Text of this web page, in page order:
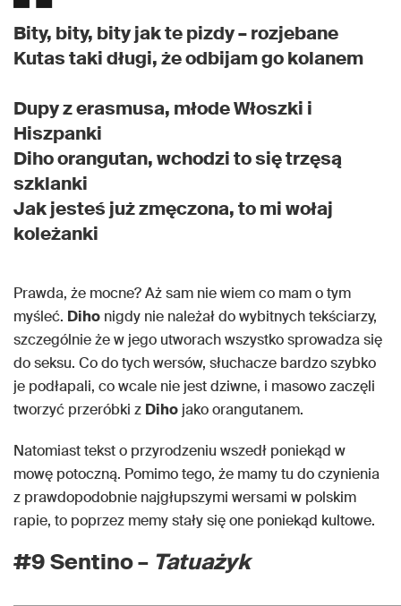
Bity, bity, bity jak te pizdy – rozjebane
Kutas taki długi, że odbijam go kolanem
Dupy z erasmusa, młode Włoszki i
Hiszpanki
Diho orangutan, wchodzi to się trzęsą
szklanki
Jak jesteś już zmęczona, to mi wołaj
koleżanki
Prawda, że mocne? Aż sam nie wiem co mam o tym
myśleć. Diho nigdy nie należał do wybitnych tekściarzy,
szczególnie że w jego utworach wszystko sprowadza się
do seksu. Co do tych wersów, słuchacze bardzo szybko
je podłapali, co wcale nie jest dziwne, i masowo zaczęli
tworzyć przeróbki z Diho jako orangutanem.
Natomiast tekst o przyrodzeniu wszedł poniekąd w
mowę potoczną. Pomimo tego, że mamy tu do czynienia
z prawdopodobnie najgłupszymi wersami w polskim
rapie, to poprzez memy stały się one poniekąd kultowe.
#9 Sentino – Tatuażyk